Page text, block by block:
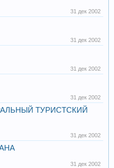
31 дек 2002
31 дек 2002
31 дек 2002
31 дек 2002
ТУРИСТСКИЙ
31 дек 2002
31 дек 2002